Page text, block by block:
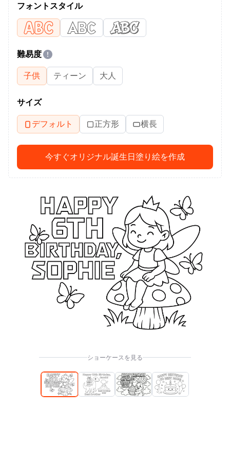
ショーケースを見る
フォントスタイル
難易度
子供
ティーン 大人
サイズ
デフォルト
正方形 横長
今すぐオリジナル誕生日塗り絵を作成